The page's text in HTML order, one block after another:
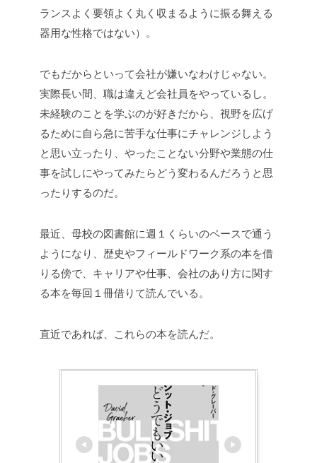
ランスよく要領よく丸く収まるように振る舞える
器用な性格ではない）。
でもだからといって会社が嫌いなわけじゃない。
実際長い間、職は違えど会社員をやっているし。
未経験のことを学ぶのが好きだから、視野を広げ
るために自ら急に苦手な仕事にチャレンジしよう
と思い立ったり、やったことない分野や業態の仕
事を試しにやってみたらどう変わるんだろうと思
ったりするのだ。
最近、母校の図書館に週１くらいのペースで通う
ようになり、歴史やフィールドワーク系の本を借
りる傍で、キャリアや仕事、会社のあり方に関す
る本を毎回１冊借りて読んでいる。
直近であれば、これらの本を読んだ。